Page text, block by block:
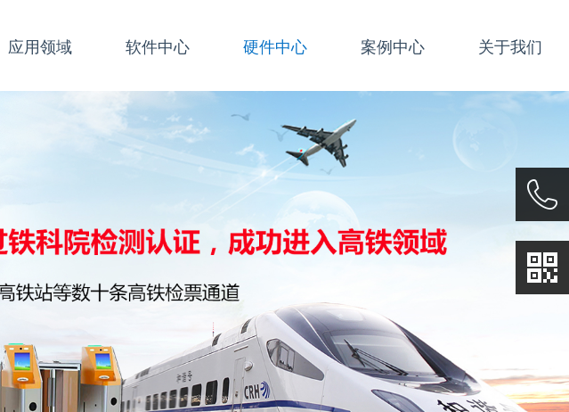
应用领域 软件中心 硬件中心 案例中心 关于我们